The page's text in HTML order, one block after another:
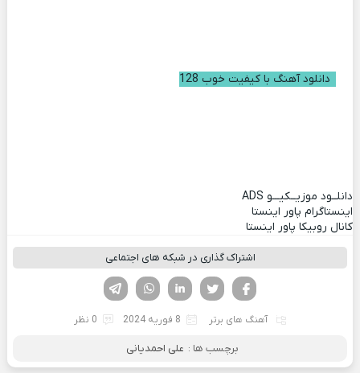
دانلود آهنگ با کیفیت خوب 128
دانلــود موزیــکیـــو ADS
اینستاگرام پاور اینستا
کانال روبیکا پاور اینستا
اشتراک گذاری در شبکه های اجتماعی
لینکدین تویتر
فیسوک
آهنگ های برتر 8 فوریه 2024 0 نظر
برچسب ها : علی احمدیانی